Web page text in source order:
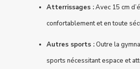
Atterrissages :Avec 15 cm
confortablement et en toute
Autres sports :Outre la
sports nécessitant espace et